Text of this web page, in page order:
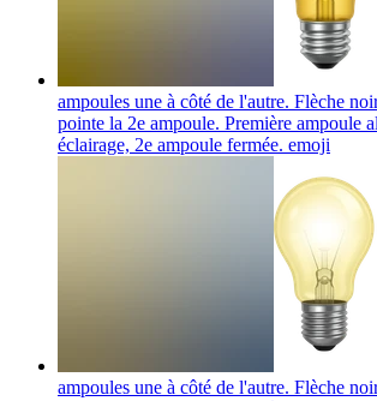
ampoules une à côté de l'autre. Flèche
pointe la 2e ampoule. Première ampoule
éclairage, 2e ampoule fermée. emoji
ampoules une à côté de l'autre. Flèche